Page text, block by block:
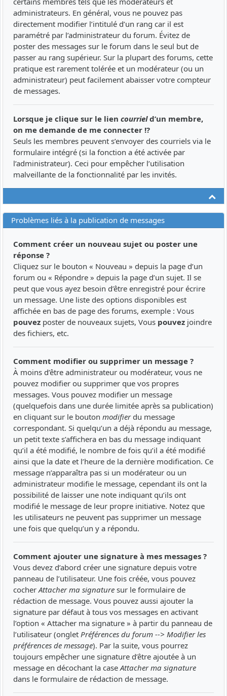
administrateurs. En général, vous ne pouvez pas
directement modifier l’intitulé d’un rang car il est
paramétré par l’administrateur du forum. Évitez de
poster des messages sur le forum dans le seul but de
passer au rang supérieur. Sur la plupart des forums, cette
pratique est rarement tolérée et un modérateur (ou un
administrateur) peut facilement abaisser votre compteur
de messages.
Lorsque je clique sur le lien courrield’un membre,
on me demande de me connecter !?
Seuls les membres peuvent s’envoyer des courriels via le
formulaire intégré (si la fonction a été activée par
l’administrateur). Ceci pour empêcher l’utilisation
malveillante de la fonctionnalité par les invités.
Problèmes liés à la publication de messages
Comment créer un nouveau sujet ou poster une
réponse ?
Cliquez sur le bouton « Nouveau » depuis la page d’un
forum ou « Répondre » depuis la page d’un sujet. Il se
peut que vous ayez besoin d’être enregistré pour écrire
un message. Une liste des options disponibles est
affichée en bas de page des forums, exemple : Vous
pouvez poster de nouveaux sujets, Vous pouvez joindre
des fichiers, etc.
Comment modifier ou supprimer un message ?
À moins d’être administrateur ou modérateur, vous ne
pouvez modifier ou supprimer que vos propres
messages. Vous pouvez modifier un message
(quelquefois dans une durée limitée après sa publication)
en cliquant sur le bouton modifierdu message
correspondant. Si quelqu’un a déjà répondu au message,
un petit texte s’affichera en bas du message indiquant
qu’il a été modifié, le nombre de fois qu’il a été modifié
ainsi que la date et l’heure de la dernière modification. Ce
message n’apparaîtra pas si un modérateur ou un
administrateur modifie le message, cependant ils ont la
possibilité de laisser une note indiquant qu’ils ont
modifié le message de leur propre initiative. Notez que
les utilisateurs ne peuvent pas supprimer un message
une fois que quelqu’un y a répondu.
Comment ajouter une signature à mes messages ?
Vous devez d’abord créer une signature depuis votre
panneau de l’utilisateur. Une fois créée, vous pouvez
cocher Attacher ma signature sur le formulaire de
rédaction de message. Vous pouvez aussi ajouter la
signature par défaut à tous vos messages en activant
l’option « Attacher ma signature » à partir du panneau de
l’utilisateur (onglet Préférences du forum --> Modifier les
préférences de message). Par la suite, vous pourrez
toujours empêcher une signature d’être ajoutée à un
message en décochant la case Attacher ma signature
dans le formulaire de rédaction de message.